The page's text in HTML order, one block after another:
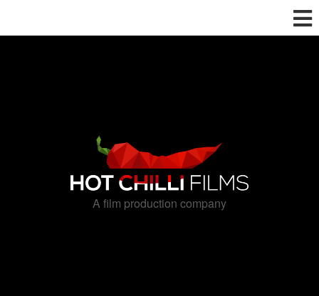
A film production company